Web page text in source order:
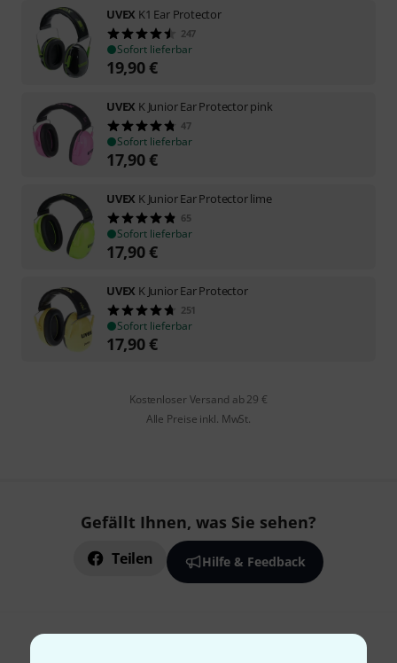
UVEX K1 Ear Protector
247
Sofort lieferbar
19,90€
UVEX K Junior Ear Protector pink
47
Sofort lieferbar
17,90€
UVEX K Junior Ear Protector lime
65
Sofort lieferbar
17,90€
UVEX K Junior Ear Protector
251
Sofort lieferbar
17,90€
Kostenloser Versand ab 29 €
Alle Preise inkl. MwSt.
Gefällt Ihnen, was Sie sehen?
Teilen Hilfe & Feedback